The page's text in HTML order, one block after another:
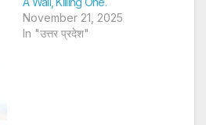
November 21, 2025
In "उत्तर प्रदेश"